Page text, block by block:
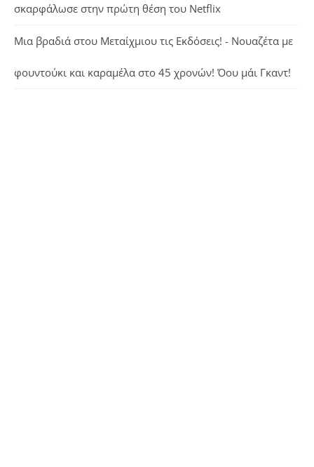
σκαρφάλωσε στην πρώτη θέση του Netflix
Μια βραδιά στου Μεταίχμιου τις Εκδόσεις! - Νουαζέτα με
φουντούκι και καραμέλα στο 45 χρονών! Όου μάι Γκαντ!